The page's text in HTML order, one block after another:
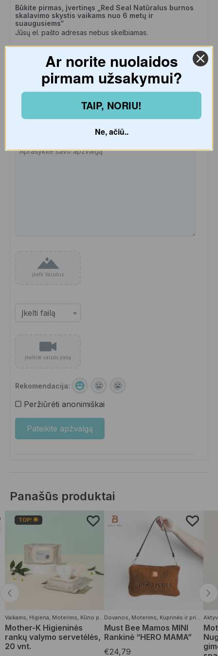
Būkite pirmas, įvertinęs „Red Seal Natūralus burnos
skalavimo skystis vaikams nuo 6 metų ir
suaugusiems“
Jūsų el. pašto adresas nebus skelbiamas.
Įkelti Vaizdus
Įkelkite vaizdo įrašą
Rekomendacija:
Peržiūrėti anonimiškai
Panašūs produktai
TOP! 🌟
Vaikams Higiena Moterims Kūno priežiūros priemonės ,Organiškos drėgnos
Mother-K Higieninės
rankų valymo servetėlės,
20 vnt.
Dovanos Moterims Kuprinės ir priedai
Must Bee Mamos MINI
Rankinė “HERO MAMA”
€24,79
Ar norite nuolaidos
pirmam užsakymui?
TAIP, NORIU!
Ne, ačiū..